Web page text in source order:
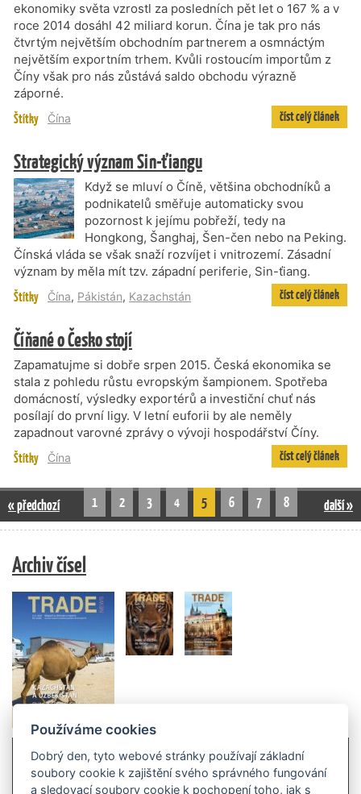
ekonomiky světa vzrostl za posledních pět let o 167 % a v
roce 2014 dosáhl 42 miliard korun. Čína je tak pro nás
čtvrtým největším obchodním partnerem a osmnáctým
největším exportním trhem. Kvůli rostoucím importům z
Číny však pro nás zůstává saldo obchodu výrazně
záporné.
Štítky Čína číst celý článek
Strategický význam Sin-ťiangu
Když se mluví o Číně, většina obchodníků a
podnikatelů směřuje automaticky svou
pozornost k jejímu pobřeží, tedy na
Hongkong, Šanghaj, Šen-čen nebo na Peking.
Čínská vláda se však snaží rozvíjet i vnitrozemí. Zásadní
význam by měla mít tzv. západní periferie, Sin-ťiang.
Štítky Čína, Pákistán, Kazachstán číst celý článek
Číňané o Česko stojí
Zapamatujme si dobře srpen 2015. Česká ekonomika se
stala z pohledu růstu evropským šampionem. Spotřeba
domácností, výsledky exportérů a investiční chuť nás
posílají do první ligy. V letní euforii by ale neměly
zapadnout varovné zprávy o vývoji hospodářství Číny.
Štítky Čína číst celý článek
« předchozí 1 2 3 4 5 6 7 8 další »
Archiv čísel
Používáme cookies
Dobrý den, tyto webové stránky používají základní
soubory cookie k zajištění svého správného fungování
a sledovací soubory cookie k pochopení toho, jak s